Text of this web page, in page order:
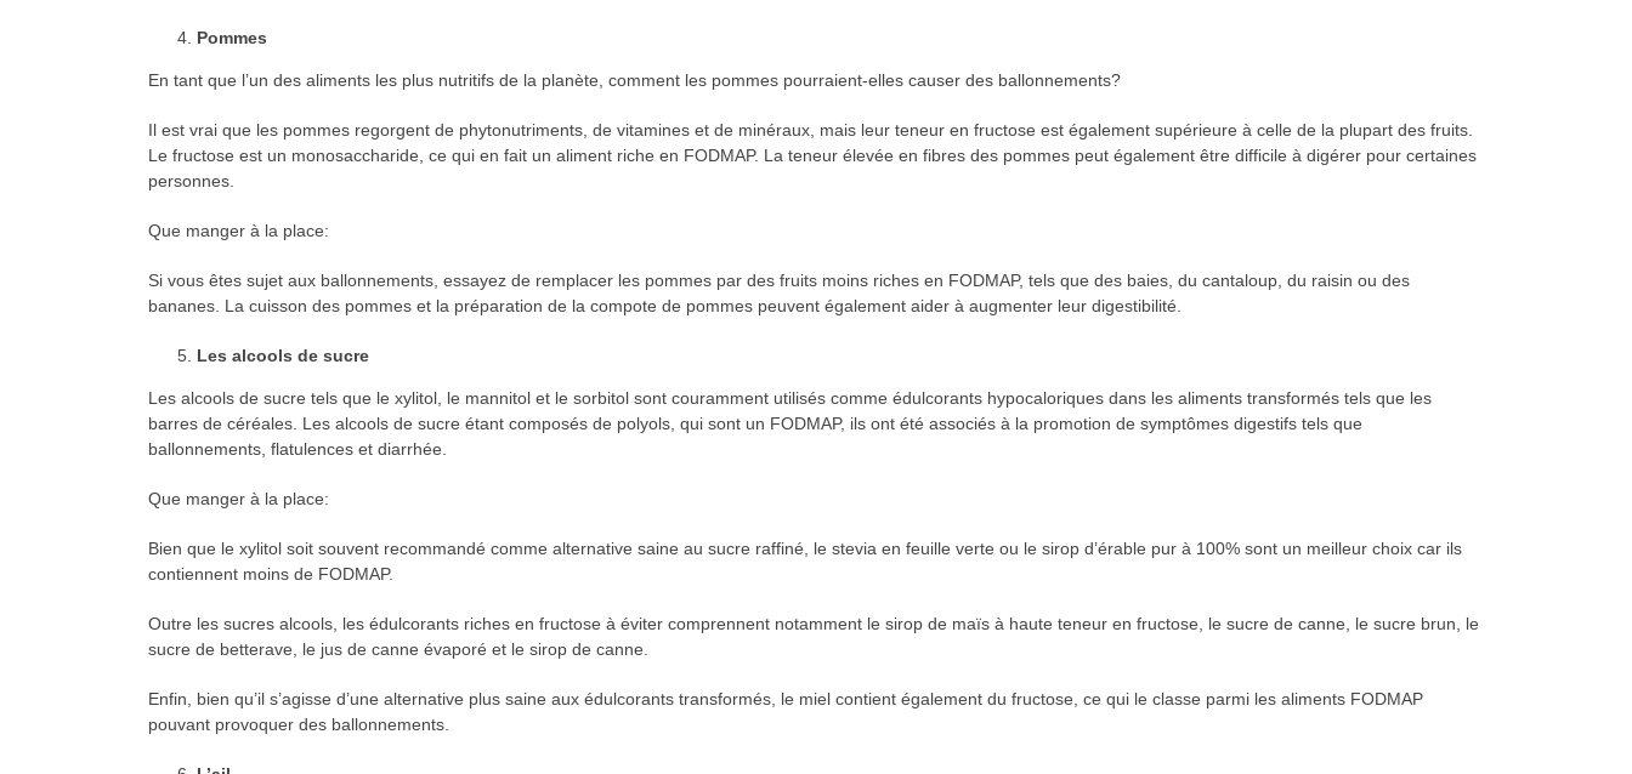
Pommes
En tant que l’un des aliments les plus nutritifs de la planète, comment les pommes pourraient-elles causer des ballonnements?
Il est vrai que les pommes regorgent de phytonutriments, de vitamines et de minéraux, mais leur teneur en fructose est également supérieure à celle de la plupart des fruits.
Le fructose est un monosaccharide, ce qui en fait un aliment riche en FODMAP. La teneur élevée en fibres des pommes peut également être difficile à digérer pour certaines
personnes.
Que manger à la place:
Si vous êtes sujet aux ballonnements, essayez de remplacer les pommes par des fruits moins riches en FODMAP, tels que des baies, du cantaloup, du raisin ou des
bananes. La cuisson des pommes et la préparation de la compote de pommes peuvent également aider à augmenter leur digestibilité.
Les alcools de sucre
Les alcools de sucre tels que le xylitol, le mannitol et le sorbitol sont couramment utilisés comme édulcorants hypocaloriques dans les aliments transformés tels que les
barres de céréales. Les alcools de sucre étant composés de polyols, qui sont un FODMAP, ils ont été associés à la promotion de symptômes digestifs tels que
ballonnements, flatulences et diarrhée.
Que manger à la place:
Bien que le xylitol soit souvent recommandé comme alternative saine au sucre raffiné, le stevia en feuille verte ou le sirop d’érable pur à 100% sont un meilleur choix car ils
contiennent moins de FODMAP.
Outre les sucres alcools, les édulcorants riches en fructose à éviter comprennent notamment le sirop de maïs à haute teneur en fructose, le sucre de canne, le sucre brun, le
sucre de betterave, le jus de canne évaporé et le sirop de canne.
Enfin, bien qu’il s’agisse d’une alternative plus saine aux édulcorants transformés, le miel contient également du fructose, ce qui le classe parmi les aliments FODMAP
pouvant provoquer des ballonnements.